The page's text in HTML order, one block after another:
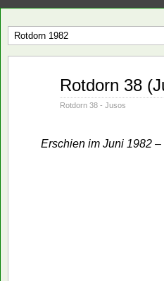
Rotdorn 1982
Rotdorn 38
Rotdorn 38 - Jusos
Erschien im Juni 1982